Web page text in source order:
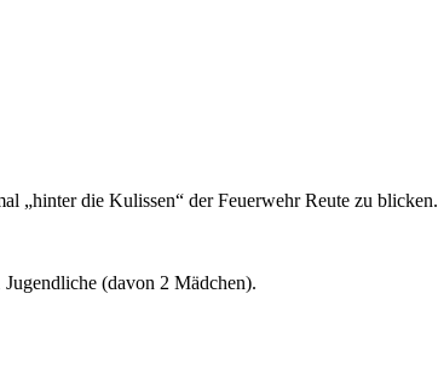
„hinter die Kulissen“ der Feuerwehr Reute zu blicken.
(davon 2 Mädchen).